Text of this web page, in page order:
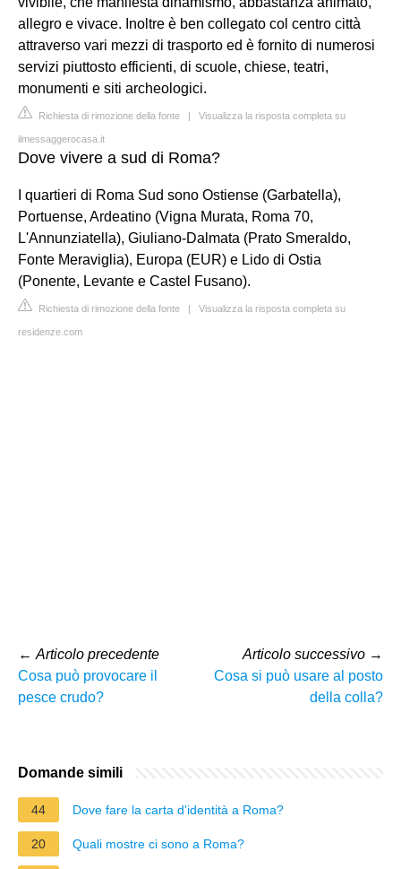
allegro e vivace. Inoltre è ben collegato col centro città
attraverso vari mezzi di trasporto ed è fornito di numerosi
servizi piuttosto efficienti, di scuole, chiese, teatri,
monumenti e siti archeologici.
Richiesta di rimozione della fonte | Visualizza la risposta completa su
ilmessaggerocasa.it
Dove vivere a sud di Roma?
I quartieri di Roma Sud sono Ostiense (Garbatella),
Portuense, Ardeatino (Vigna Murata, Roma 70,
L'Annunziatella), Giuliano-Dalmata (Prato Smeraldo,
Fonte Meraviglia), Europa (EUR) e Lido di Ostia
(Ponente, Levante e Castel Fusano).
Richiesta di rimozione della fonte | Visualizza la risposta completa su
residenze.com
← Articolo precedente
Cosa può provocare il
pesce crudo?
Articolo successivo →
Cosa si può usare al posto
della colla?
Domande simili
44 Dove fare la carta d'identità a Roma?
20 Quali mostre ci sono a Roma?